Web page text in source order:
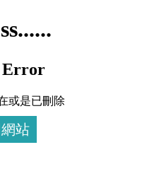
Error
或是已刪除
網站